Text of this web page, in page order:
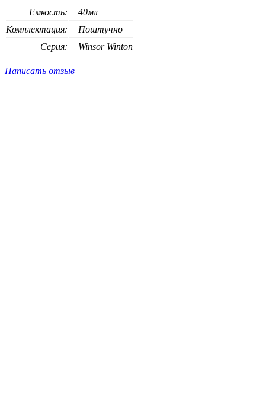
Емкость:
40мл
Комплектация:
Поштучно
Серия:
Winsor Winton
Написать отзыв